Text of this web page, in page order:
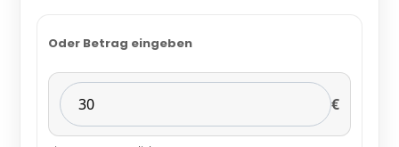
Oder Betrag eingeben
€